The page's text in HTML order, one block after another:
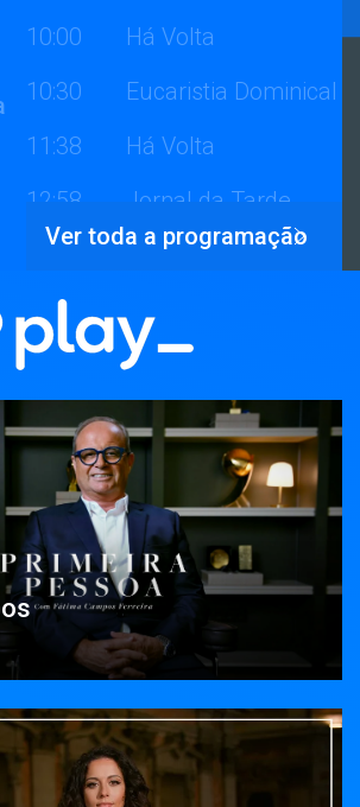
10:00
Há Volta
10:30
Eucaristia Dominical
11:38
Há Volta
12:58
Jornal da Tarde
Há Volta
15:00
87ª Volta a Portugal
em Bicicleta
Desgarrada -
Melhores Momentos
19:58
Telejornal
21:16
The Voice Gerações
23:42
The Voice Gerações -
Os Apurados
00:35
O Sexo e a Cidade: O
Filme
02:53
Terra Europa
Ver toda a programação